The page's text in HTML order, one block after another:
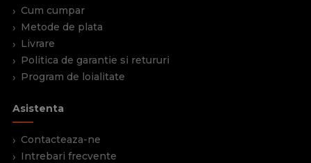
Cum cumpar
Metode de plata
Livrare
Politica de garantie si retururi
Program de loialitate
Asistenta
Contacteaza-ne
Intrebari frecvente